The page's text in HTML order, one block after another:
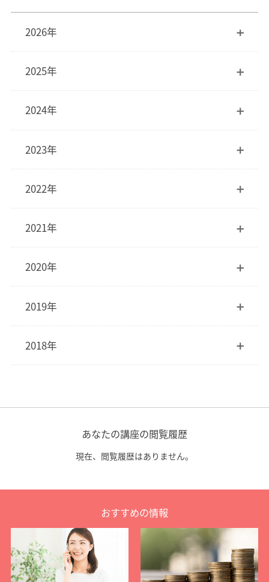
2026年
2025年
2024年
2023年
2022年
2021年
2020年
2019年
2018年
あなたの講座の閲覧履歴
現在、閲覧履歴はありません。
おすすめの情報